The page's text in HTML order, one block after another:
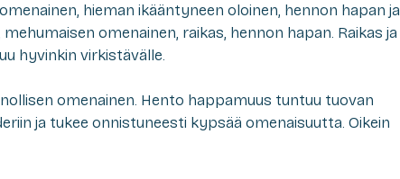
hieman ikääntyneen oloinen, hennon hapan ja
omenainen, raikas, hennon hapan. Raikas ja
hyvinkin virkistävälle.
omenainen. Hento happamuus tuntuu tuovan
ja tukee onnistuneesti kypsää omenaisuutta. Oikein